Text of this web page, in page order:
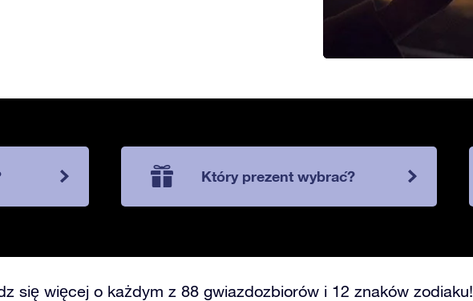
Który prezent wybrać?
się więcej o każdym z 88 gwiazdozbiorów i 12 znaków zodiaku!